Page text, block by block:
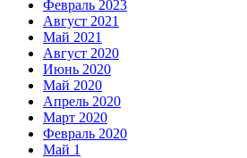
Февраль 2023
Август 2021
Май 2021
Август 2020
Июнь 2020
Май 2020
Апрель 2020
Март 2020
Февраль 2020
Май 1